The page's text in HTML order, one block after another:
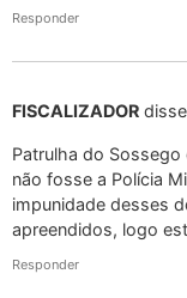
Responder
FISCALIZADOR
Patrulha do
não fosse a Polícia
impunidade desses
apreendidos, logo
Responder